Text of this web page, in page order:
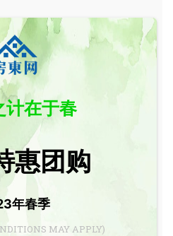
计在于春
惠团购
年春季
MAY APPLY)